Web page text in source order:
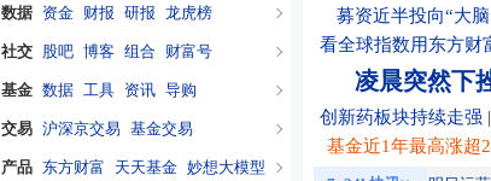
数据 资金 财报 研报 龙虎榜
社交 股吧 博客 组合 财富号
基金 数据 工具 资讯 导购
交易 沪深京交易 基金交易
产品 东方财富 天天基金 妙想大模型
募资近半投向“大
看全球指数用东方财
凌晨突然下
创新药板块持续走强 |
基金近1年最高涨超